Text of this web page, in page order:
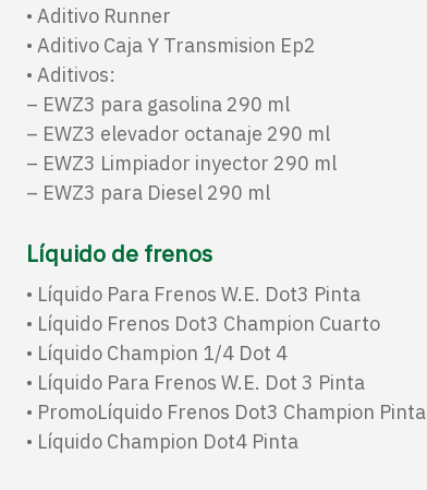
• Aditivo Runner
• Aditivo Caja Y Transmision Ep2
• Aditivos:
– EWZ3 para gasolina 290 ml
– EWZ3 elevador octanaje 290 ml
– EWZ3 Limpiador inyector 290 ml
– EWZ3 para Diesel 290 ml
Líquido de frenos
• Líquido Para Frenos W.E. Dot3 Pinta
• Líquido Frenos Dot3 Champion Cuarto
• Líquido Champion 1/4 Dot 4
• Líquido Para Frenos W.E. Dot 3 Pinta
• PromoLíquido Frenos Dot3 Champion Pinta
• ​Líquido Champion Dot4 Pinta